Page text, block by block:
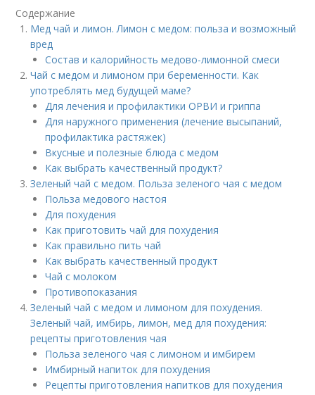
Содержание
Мед чай и лимон. Лимон с медом: польза и возможный
вред
Состав и калорийность медово-лимонной смеси
Чай с медом и лимоном при беременности. Как
употреблять мед будущей маме?
Для лечения и профилактики ОРВИ и гриппа
Для наружного применения (лечение высыпаний,
профилактика растяжек)
Вкусные и полезные блюда с медом
Как выбрать качественный продукт?
Зеленый чай с медом. Польза зеленого чая с медом
Польза медового настоя
Для похудения
Как приготовить чай для похудения
Как правильно пить чай
Как выбрать качественный продукт
Чай с молоком
Противопоказания
Зеленый чай с медом и лимоном для похудения.
Зеленый чай, имбирь, лимон, мед для похудения:
рецепты приготовления чая
Польза зеленого чая с лимоном и имбирем
Имбирный напиток для похудения
Рецепты приготовления напитков для похудения